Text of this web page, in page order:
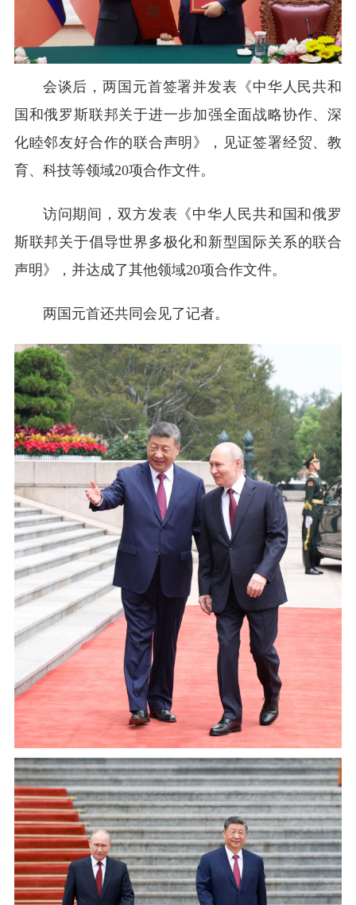
会谈后，两国元首签署并发表《中华人民共和
国和俄罗斯联邦关于进一步加强全面战略协作、深
化睦邻友好合作的联合声明》，见证签署经贸、教
育、科技等领域20项合作文件。
访问期间，双方发表《中华人民共和国和俄罗
斯联邦关于倡导世界多极化和新型国际关系的联合
声明》，并达成了其他领域20项合作文件。
两国元首还共同会见了记者。